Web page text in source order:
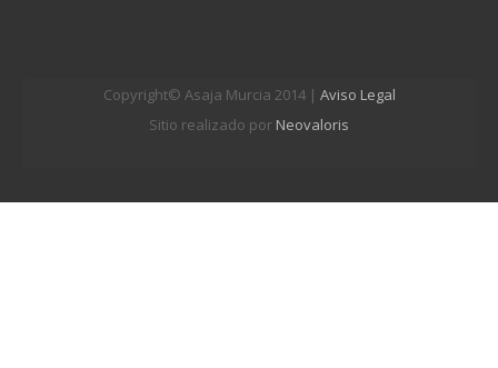
Copyright© Asaja Murcia 2014 | Aviso Legal
Sitio realizado por Neovaloris